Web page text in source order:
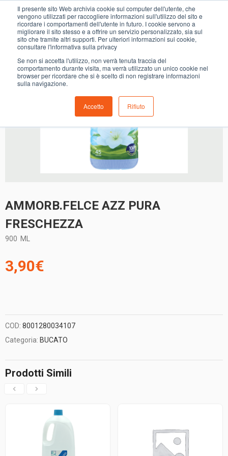
Il presente sito Web archivia cookie sul computer dell'utente, che
vengono utilizzati per raccogliere informazioni sull'utilizzo del sito e
ricordare i comportamenti dell'utente in futuro. I cookie servono a
migliorare il sito stesso e a offrire un servizio personalizzato, sia sul
sito che tramite altri supporti. Per ulteriori informazioni sui cookie,
consultare l'informativa sulla privacy
Se non si accetta l'utilizzo, non verrà tenuta traccia del
comportamento durante visita, ma verrà utilizzato un unico cookie nel
browser per ricordare che si è scelto di non registrare informazioni
sulla navigazione.
Accetto Rifiuto
AMMORB.FELCE AZZ PURA FRESCHEZZA
AMMORB.FELCE AZZ PURA
FRESCHEZZA
900 ML
3,90€
COD: 8001280034107
Categoria: BUCATO
Prodotti Simili